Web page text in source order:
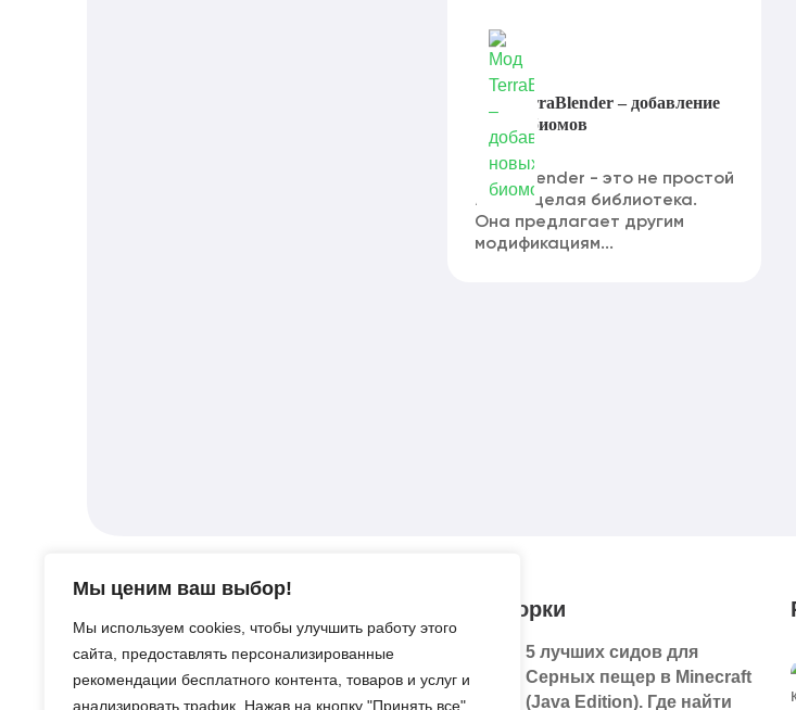
Мы ценим ваш выбор!
Мы используем cookies, чтобы улучшить работу этого
сайта, предоставлять персонализированные
рекомендации бесплатного контента, товаров и услуг и
анализировать трафик. Нажав на кнопку "Принять все",
Мод TerraBlender – добавление
новых биомов
TerraBlender - это не простой
мод, а целая библиотека.
Она предлагает другим
модификациям...
Соревнования
сообщества Chaos Cubed
в Майнкрафте: сроки,
Подборки
5 лучших сидов для
Серных пещер в Minecraft
(Java Edition). Где найти